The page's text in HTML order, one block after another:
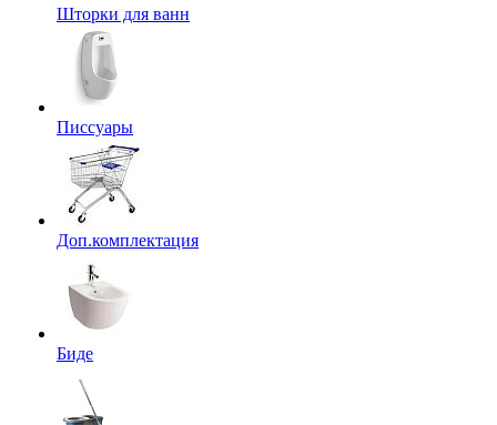
Шторки для ванн
Писсуары
Доп.комплектация
Биде